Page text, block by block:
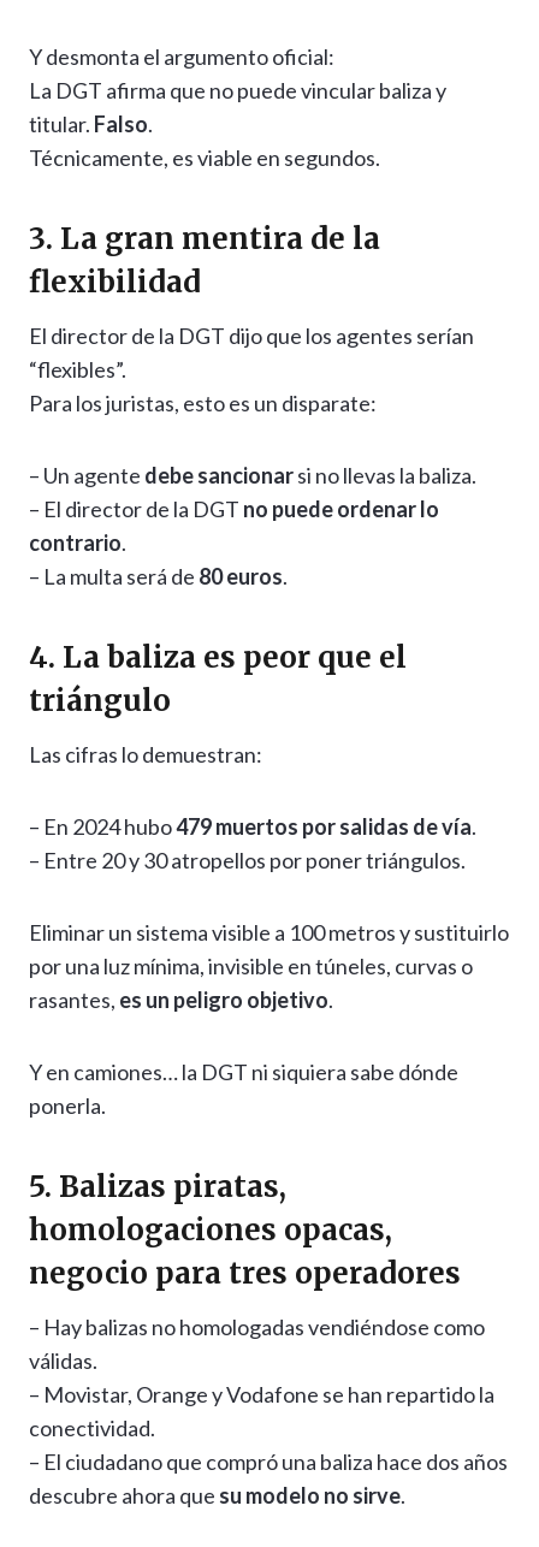
Y desmonta el argumento oficial:
La DGT afirma que no puede vincular baliza y
titular. Falso.
Técnicamente, es viable en segundos.
3. La gran mentira de la
flexibilidad
El director de la DGT dijo que los agentes serían
“flexibles”.
Para los juristas, esto es un disparate:
– Un agente debe sancionarsi no llevas la baliza.
– El director de la DGT no puede ordenar lo
contrario.
– La multa será de 80 euros.
4. La baliza es peor que el
triángulo
Las cifras lo demuestran:
– En 2024 hubo479 muertos por salidas de vía.
– Entre 20 y 30 atropellos por poner triángulos.
Eliminar un sistema visible a 100 metros y sustituirlo
por una luz mínima, invisible en túneles, curvas o
rasantes, es un peligro objetivo.
Y en camiones… la DGT ni siquiera sabe dónde
ponerla.
5. Balizas piratas,
homologaciones opacas,
negocio para tres operadores
– Hay balizas no homologadas vendiéndose como
válidas.
– Movistar, Orange y Vodafone se han repartido la
conectividad.
– El ciudadano que compró una baliza hace dos años
descubre ahora que su modelo no sirve.